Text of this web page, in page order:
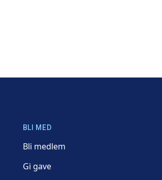
BLI MED
Bli medlem
Gi gave